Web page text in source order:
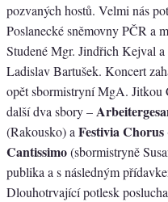
pozvaných hostů. Velmi nás
Poslanecké sněmovny PČR a
Studené Mgr. Jindřich Kejval
Ladislav Bartušek. Koncert
opět sbormistryní MgA. Jitkou
další dva sbory –
(Rakousko) a Festivia Chorus
Cantissimo(sbormistryně
publika a s následným
Dlouhotrvající potlesk